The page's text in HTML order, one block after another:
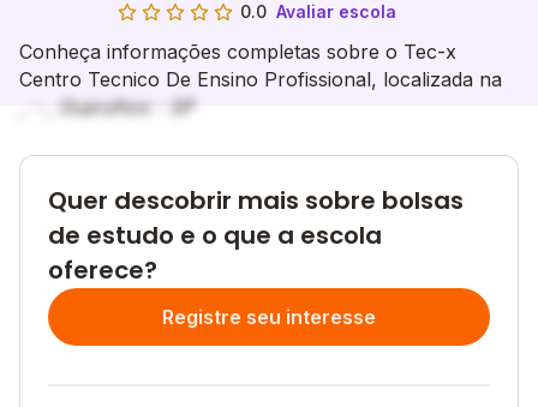
0.0 Avaliar escola
Conheça informações completas sobre o Tec-x
Centro Tecnico De Ensino Profissional, localizada na
, - , Guarulhos - SP
Quer descobrir mais sobre bolsas
de estudo e o que a escola
oferece?
Registre seu interesse